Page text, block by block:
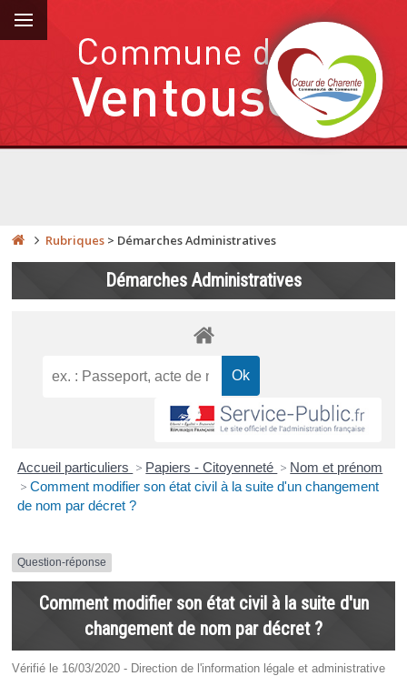
Rubriques > Démarches Administratives
Démarches Administratives
Accueil particuliers > Papiers - Citoyenneté > Nom et prénom
> Comment modifier son état civil à la suite d'un changement
de nom par décret ?
Question-réponse
Comment modifier son état civil à la suite d'un
changement de nom par décret ?
Vérifié le 16/03/2020 - Direction de l'information légale et administrative